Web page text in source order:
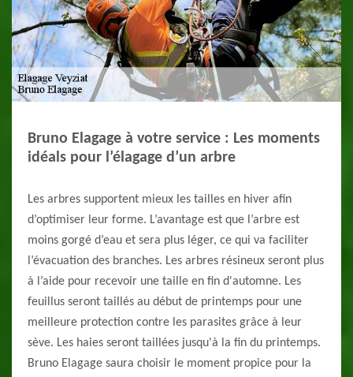
Bruno Elagage à votre service : Les moments
idéals pour l’élagage d’un arbre
Les arbres supportent mieux les tailles en hiver afin
d’optimiser leur forme. L’avantage est que l’arbre est
moins gorgé d’eau et sera plus léger, ce qui va faciliter
l’évacuation des branches. Les arbres résineux seront plus
à l’aide pour recevoir une taille en fin d'automne. Les
feuillus seront taillés au début de printemps pour une
meilleure protection contre les parasites grâce à leur
sève. Les haies seront taillées jusqu'à la fin du printemps.
Bruno Elagage saura choisir le moment propice pour la